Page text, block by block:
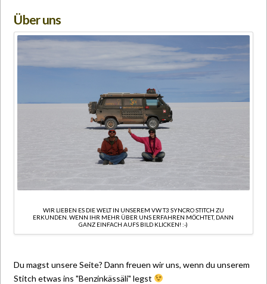
Über uns
WIR LIEBEN ES DIE WELT IN UNSEREM VW T3 SYNCRO STITCH ZU
ERKUNDEN. WENN IHR MEHR ÜBER UNS ERFAHREN MÖCHTET, DANN
GANZ EINFACH AUFS BILD KLICKEN! :-)
Du magst unsere Seite? Dann freuen wir uns, wenn du unserem
Stitch etwas ins "Benzinkässäli" legst